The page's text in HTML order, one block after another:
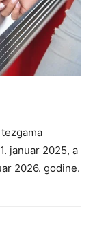
januar 2025, a
2026. godine.